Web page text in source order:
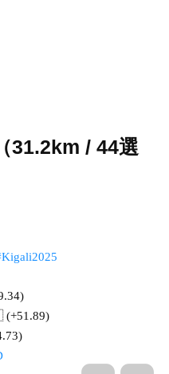
31.2km / 44選
(+51.89)